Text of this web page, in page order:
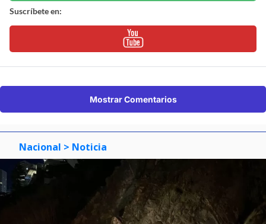
Suscríbete en:
Mostrar Comentarios
Nacional > Noticia